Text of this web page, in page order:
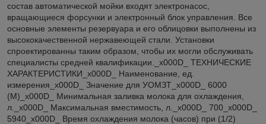
состав автоматической мойки входят электронасос,
вращающиеся форсунки и электронный блок управления. Все
основные элементы резервуара и его облицовки выполнены из
высококачественной нержавеющей стали. Установки
спроектированны таким образом, чтобы их могли обслуживать
специалисты средней квалификации._x000D_ ТЕХНИЧЕСКИЕ
ХАРАКТЕРИСТИКИ_x000D_ Наименование, ед.
измерения_x000D_ Значение для УОМЗТ_x000D_ 6000
(М)_x000D_ Минимальная заливка молока для охлаждения,
л._x000D_ Максимальная вместимость, л._x000D_ 700_x000D_
5940_x000D_ Время охлаждения молока (часов) при (1/2)